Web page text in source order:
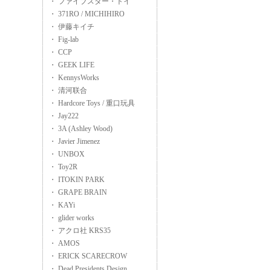
・ 371RO / MICHIHIRO
・ 伊藤キイチ
・ Fig-lab
・ CCP
・ GEEK LIFE
・ KennysWorks
・ 清河联合
・ Hardcore Toys / 重口玩具
・ Jay222
・ 3A (Ashley Wood)
・ Javier Jimenez
・ UNBOX
・ Toy2R
・ ITOKIN PARK
・ GRAPE BRAIN
・ KAYi
・ glider works
・ アクロ社 KRS35
・ AMOS
・ ERICK SCARECROW